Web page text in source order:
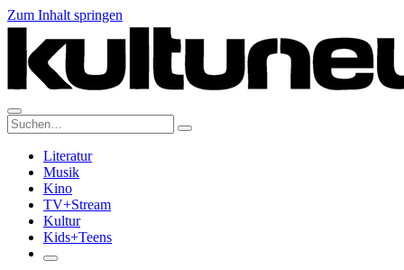
Zum Inhalt springen
Suche:
Literatur
Musik
Kino
TV+Stream
Kultur
Kids+Teens